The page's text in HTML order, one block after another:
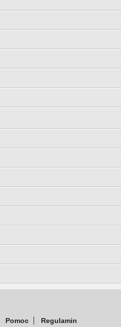
Pomoc Regulamin